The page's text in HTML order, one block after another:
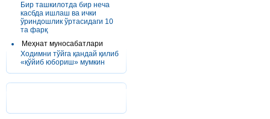
Бир ташкилотда бир неча
касбда ишлаш ва ички
ўриндошлик ўртасидаги 10
та фарқ
Меҳнат муносабатлари
Ходимни тўйга қандай қилиб
«қўйиб юбориш» мумкин